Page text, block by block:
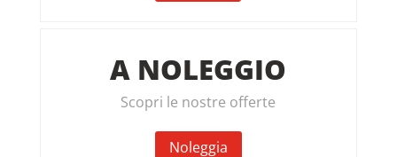
A NOLEGGIO
Scopri le nostre offerte
Noleggia